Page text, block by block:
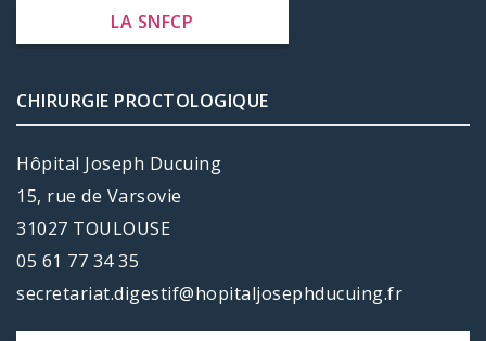
LA SNFCP
CHIRURGIE PROCTOLOGIQUE
Hôpital Joseph Ducuing
15, rue de Varsovie
31027 TOULOUSE
05 61 77 34 35
secretariat.digestif@hopitaljosephducuing.fr